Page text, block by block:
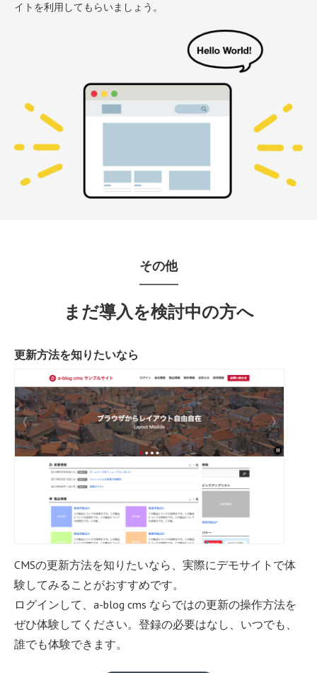
イトを利用してもらいましょう。
その他
まだ導入を検討中の方へ
更新方法を知りたいなら
CMSの更新方法を知りたいなら、実際にデモサイトで体
験してみることがおすすめです。
ログインして、a-blog cms ならではの更新の操作方法を
ぜひ体験してください。登録の必要はなし、いつでも、
誰でも体験できます。